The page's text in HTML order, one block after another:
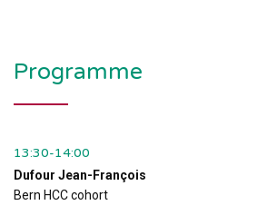
Programme
13:30-14:00
Dufour Jean-François
Bern HCC cohort